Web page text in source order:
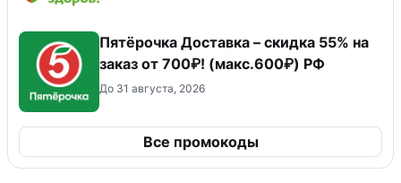
Пятёрочка Доставка – скидка 55% на
заказ от 700₽! (макс.600₽) РФ
До 31 августа, 2026
Все промокоды